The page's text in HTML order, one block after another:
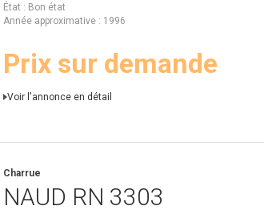
État
Bon état
Année approximative
1996
Prix sur demande
Voir l'annonce en détail
NAUD RN 3303
Charrue